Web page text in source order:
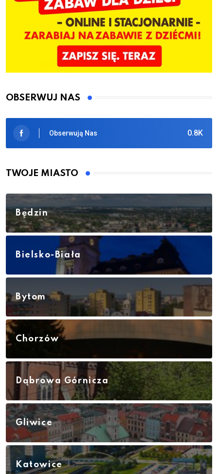
OBSERWUJ NAS
0.8K
Obserwują Nas
TWOJE MIASTO
Będzin
Bielsko-Biała
Bytom
Chorzów
Dąbrowa Górnicza
Gliwice
Katowice